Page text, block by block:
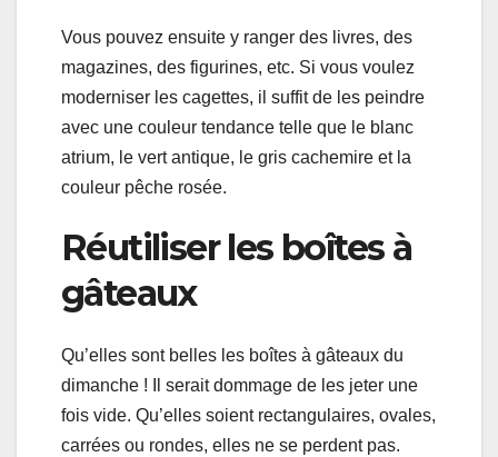
Vous pouvez ensuite y ranger des livres, des
magazines, des figurines, etc. Si vous voulez
moderniser les cagettes, il suffit de les peindre
avec une couleur tendance telle que le blanc
atrium, le vert antique, le gris cachemire et la
couleur pêche rosée.
Réutiliser les boîtes à
gâteaux
Qu’elles sont belles les boîtes à gâteaux du
dimanche ! Il serait dommage de les jeter une
fois vide. Qu’elles soient rectangulaires, ovales,
carrées ou rondes, elles ne se perdent pas.